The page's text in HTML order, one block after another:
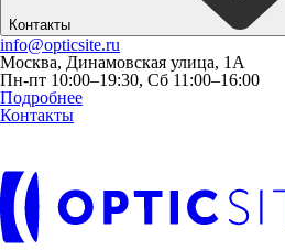
Контакты
info@opticsite.ru
Москва, Динамовская улица, 1А
Пн-пт 10:00–19:30, Сб 11:00–16:00
Подробнее
Контакты